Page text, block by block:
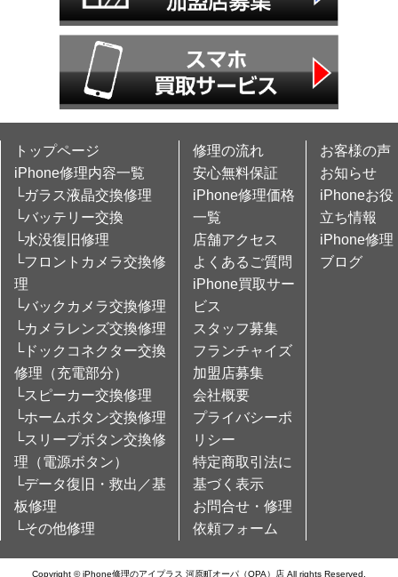
トップページ
iPhone修理内容一覧
└ガラス液晶交換修理
└バッテリー交換
└水没復旧修理
└フロントカメラ交換修
理
└バックカメラ交換修理
└カメラレンズ交換修理
└ドックコネクター交換
修理（充電部分）
└スピーカー交換修理
└ホームボタン交換修理
└スリープボタン交換修
理（電源ボタン）
└データ復旧・救出／基
板修理
└その他修理
修理の流れ
安心無料保証
iPhone修理価格
一覧
店舗アクセス
よくあるご質問
iPhone買取サー
ビス
スタッフ募集
フランチャイズ
加盟店募集
会社概要
プライバシーポ
リシー
特定商取引法に
基づく表示
お問合せ・修理
依頼フォーム
お客様の声
お知らせ
iPhoneお役
立ち情報
iPhone修理
ブログ
Copyright © iPhone修理のアイプラス 河原町オーパ（OPA）店 All rights Reserved.